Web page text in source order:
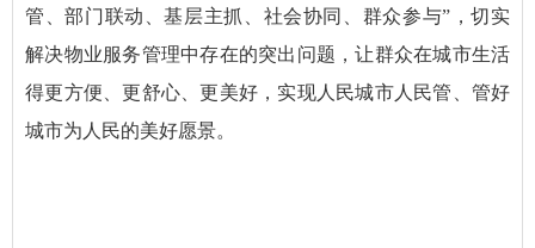
管、部门联动、基层主抓、社会协同、群众参与”，切实
解决物业服务管理中存在的突出问题，让群众在城市生活
得更方便、更舒心、更美好，实现人民城市人民管、管好
城市为人民的美好愿景。